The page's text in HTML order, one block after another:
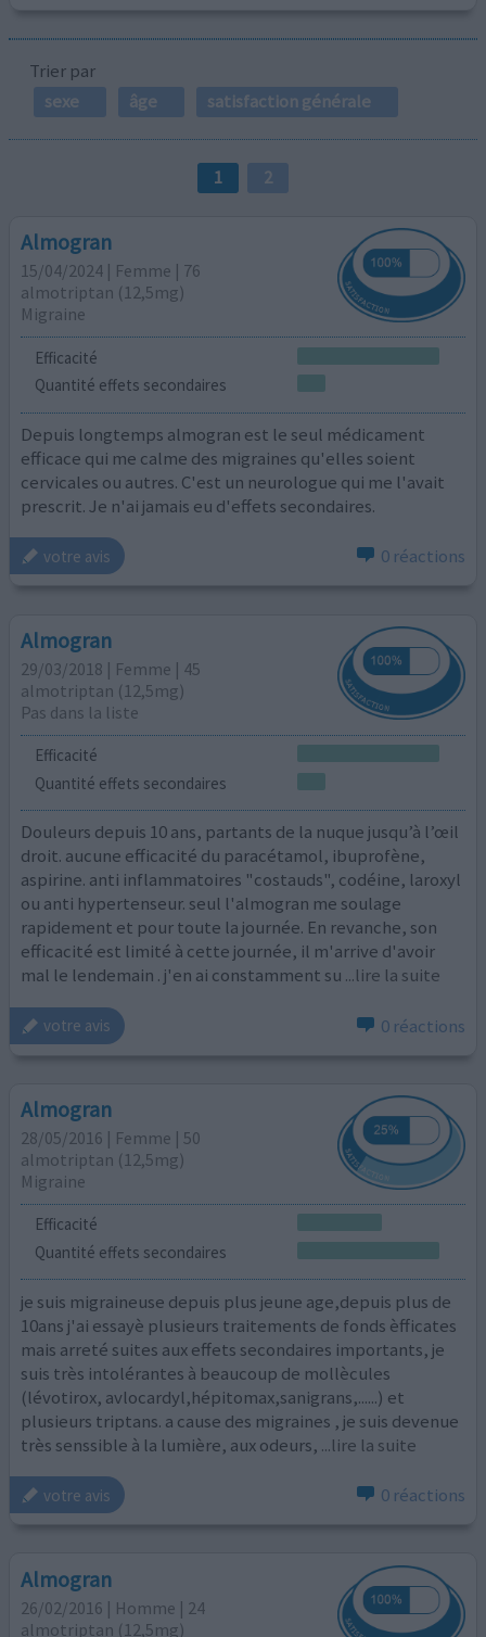
Trier par
sexe
âge satisfaction générale
1 2
Almogran
15/04/2024 | Femme | 76
almotriptan (12,5mg)
Migraine
Efficacité
Quantité effets secondaires
Depuis longtemps almogran est le seul médicament
efficace qui me calme des migraines qu'elles soient
cervicales ou autres. C'est un neurologue qui me l'avait
prescrit. Je n'ai jamais eu d'effets secondaires.
votre avis 0 réactions
Almogran
29/03/2018 | Femme | 45
almotriptan (12,5mg)
Pas dans la liste
Efficacité
Quantité effets secondaires
Douleurs depuis 10 ans, partants de la nuque jusqu’à l’œil
droit. aucune efficacité du paracétamol, ibuprofène,
aspirine. anti inflammatoires "costauds", codéine, laroxyl
ou anti hypertenseur. seul l'almogran me soulage
rapidement et pour toute la journée. En revanche, son
efficacité est limité à cette journée, il m'arrive d'avoir
mal le lendemain . j'en ai constamment su ...lire la suite
votre avis 0 réactions
Almogran
28/05/2016 | Femme | 50
almotriptan (12,5mg)
Migraine
Efficacité
Quantité effets secondaires
je suis migraineuse depuis plus jeune age,depuis plus de
10ans j'ai essayè plusieurs traitements de fonds èfficates
mais arreté suites aux effets secondaires importants, je
suis très intolérantes à beaucoup de mollècules
(lévotirox, avlocardyl,hépitomax,sanigrans,......) et
plusieurs triptans. a cause des migraines , je suis devenue
très senssible à la lumière, aux odeurs, ...lire la suite
votre avis 0 réactions
Almogran
26/02/2016 | Homme | 24
almotriptan (12,5mg)